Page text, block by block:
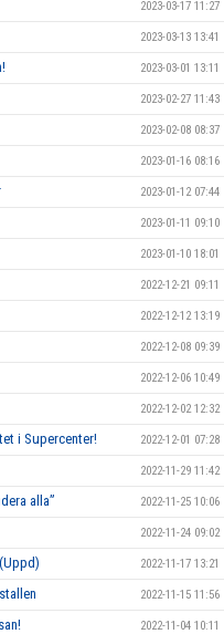
2023-03-17 11:27
2023-03-13 13:41
2023-03-01 13:11
2023-02-27 11:43
2023-02-08 08:37
2023-01-16 08:16
2023-01-12 07:44
2023-01-11 09:10
2023-01-10 18:01
2022-12-21 09:11
2022-12-12 13:19
2022-12-08 09:39
2022-12-06 10:49
2022-12-02 12:32
i Supercenter! 2022-12-01 07:28
2022-11-29 11:42
alla” 2022-11-25 10:06
2022-11-24 09:02
2022-11-17 13:21
2022-11-15 11:56
2022-11-04 10:11